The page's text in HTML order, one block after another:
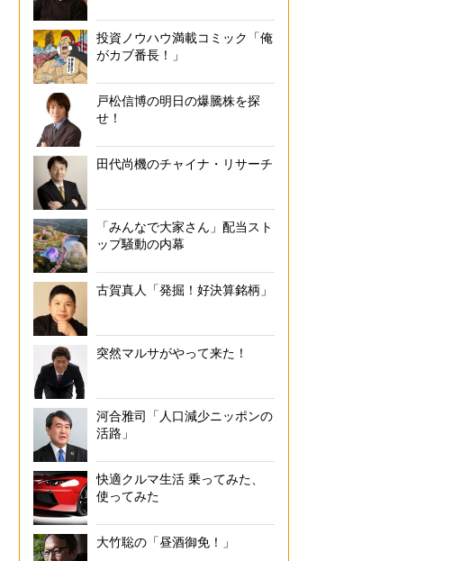
投資ノウハウ満載コミック「俺
がカブ番長！」
戸松信博の明日の爆騰株を探
せ！
田代尚機のチャイナ・リサーチ
「みんなで大家さん」配当スト
ップ騒動の内幕
古賀真人「発掘！好決算銘柄」
突然マルサがやって来た！
河合雅司「人口減少ニッポンの
活路」
快適クルマ生活 乗ってみた、
使ってみた
大竹聡の「昼酒御免！」